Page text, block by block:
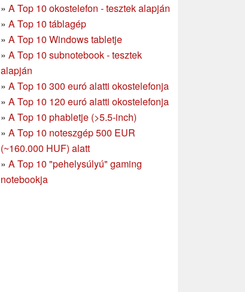
» A Top 10 okostelefon - tesztek alapján
» A Top 10 táblagép
» A Top 10 Windows tabletje
» A Top 10 subnotebook - tesztek
alapján
» A Top 10 300 euró alatti okostelefonja
» A Top 10 120 euró alatti okostelefonja
» A Top 10 phabletje (>5.5-inch)
» A Top 10 noteszgép 500 EUR
(~160.000 HUF) alatt
» A Top 10 "pehelysúlyú" gaming
notebookja